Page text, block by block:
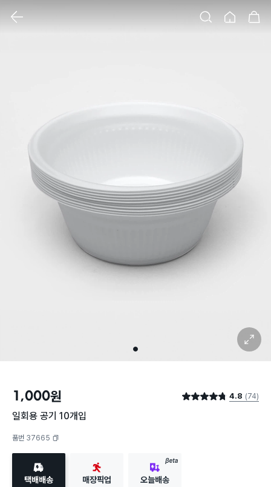
1
확대 보기
1,000원 별점 4.8점 4.8 (74)
일회용 공기 10개입
품번 37665
택배배송 매장픽업
BETA
오늘배송